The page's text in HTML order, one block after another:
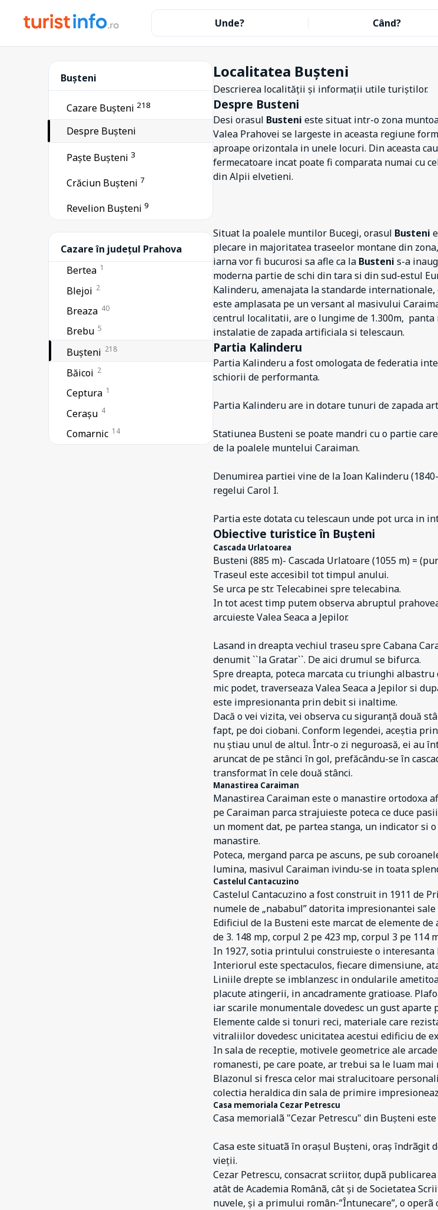
Unde? Când?
Bușteni
Cazare Bușteni 218
Despre Bușteni
Paște Bușteni 3
Crăciun Bușteni 7
Revelion Bușteni 9
Cazare în județul Prahova
Aluniș
Azuga 40
Bertea 1
Blejoi 2
Breaza 40
Brebu 5
Bușteni 218
Băicoi 2
Ceptura 1
Cerașu 4
Comarnic 14
Localitatea Bușteni
Descrierea localității și informații utile turiștilor.
Despre Busteni
Desi orasul Busteni este situat intr-o zona
Valea Prahovei se largeste in aceasta regiune
aproape orizontala in unele locuri. Din aceasta
fermecatoare incat poate fi comparata numai cu
din Alpii elvetieni.
Situat la poalele muntilor Bucegi, orasul Busteni
plecare in majoritatea traseelor montane din
iarna vor fi bucurosi sa afle ca la Busteni s-a
moderna partie de schi din tara si din sud-estul
Kalinderu, amenajata la standarde
este amplasata pe un versant al masivului
centrul localitatii, are o lungime de 1.300m, panta
instalatie de zapada artificiala si telescaun.
Partia Kalinderu
Partia Kalinderu a fost omologata de federatia
schiorii de performanta.
Partia Kalinderu are in dotare tunuri de zapada
Statiunea Busteni se poate mandri cu o partie
de la poalele muntelui Caraiman.
Denumirea partiei vine de la Ioan Kalinderu
regelui Carol I.
Partia este dotata cu telescaun unde pot urca in
Obiective turistice în Bușteni
Cascada Urlatoarea
Busteni (885 m)- Cascada Urlatoare (1055 m) =
Traseul este accesibil tot timpul anului.
Se urca pe str. Telecabinei spre telecabina.
In tot acest timp putem observa abruptul
arcuieste Valea Seaca a Jepilor.
Lasand in dreapta vechiul traseu spre Cabana
denumit ``la Gratar``. De aici drumul se bifurca.
Spre dreapta, poteca marcata cu triunghi
mic podet, traverseaza Valea Seaca a Jepilor si
este impresionanta prin debit si inaltime.
Dacă o vei vizita, vei observa cu siguranță două
fapt, pe doi ciobani. Conform legendei, aceștia
nu știau unul de altul. Într-o zi neguroasă, ei au
aruncat de pe stânci în gol, prefăcându-se în
transformat în cele două stânci.
Manastirea Caraiman
Manastirea Caraiman este o manastire ortodoxa
pe Caraiman parca strajuieste poteca ce duce
un moment dat, pe partea stanga, un indicator si
manastire.
Poteca, mergand parca pe ascuns, pe sub
lumina, masivul Caraiman ivindu-se in toata
Castelul Cantacuzino
Castelul Cantacuzino a fost construit in 1911 de
numele de „nababul” datorita impresionantei sale
Edificiul de la Busteni este marcat de elemente
de 3. 148 mp, corpul 2 pe 423 mp, corpul 3 pe 114
In 1927, sotia printului construieste o interesanta
Interiorul este spectaculos, fiecare dimensiune,
Liniile drepte se imblanzesc in ondularile
placute atingerii, in ancadramente gratioase.
iar scarile monumentale dovedesc un gust
Elemente calde si tonuri reci, materiale care
vitraliilor dovedesc unicitatea acestui edificiu de
In sala de receptie, motivele geometrice ale
romanesti, pe care poate, ar trebui sa le luam
Blazonul si fresca celor mai stralucitoare
colectia heraldica din sala de primire
Casa memoriala Cezar Petrescu
Casa memorialã "Cezar Petrescu" din Bușteni
Casa este situatã în orașul Bușteni, oraș îndrãgit
vieții.
Cezar Petrescu, consacrat scriitor, dupã
atât de Academia Românã, cât și de Societatea
nuvele, și a primului român-”Întunecare”, o